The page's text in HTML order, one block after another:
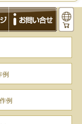
例